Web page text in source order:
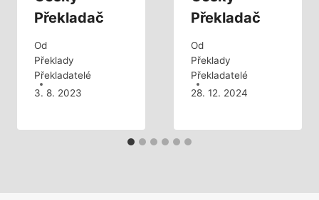
Překladač
Od
Překlady
Překladatelé
3. 8. 2023
Překladač
Od
Překlady
Překladatelé
28. 12. 2024